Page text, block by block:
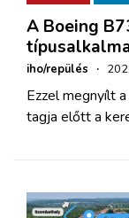
A Boeing
iho/repülés ·
Ezzel megnyílt
tagja előtt a